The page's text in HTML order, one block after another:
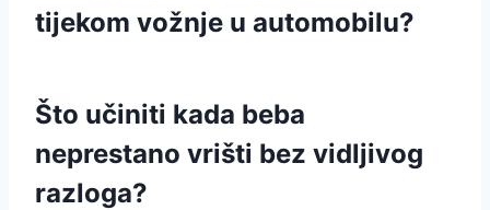
tijekom vožnje u automobilu?
Što učiniti kada beba
neprestano vrišti bez vidljivog
razloga?